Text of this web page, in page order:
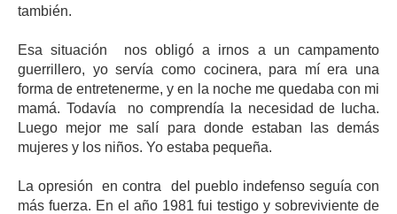
también.
Esa situación nos obligó a irnos a un campamento
guerrillero, yo servía como cocinera, para mí era una
forma de entretenerme, y en la noche me quedaba con mi
mamá. Todavía no comprendía la necesidad de lucha.
Luego mejor me salí para donde estaban las demás
mujeres y los niños. Yo estaba pequeña.
La opresión en contra del pueblo indefenso seguía con
más fuerza. En el año 1981 fui testigo y sobreviviente de